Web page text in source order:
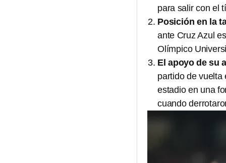
para salir con el
Posición en la
ante Cruz Azul
Olímpico
El apoyo de su
partido de vuelta
estadio en una
cuando